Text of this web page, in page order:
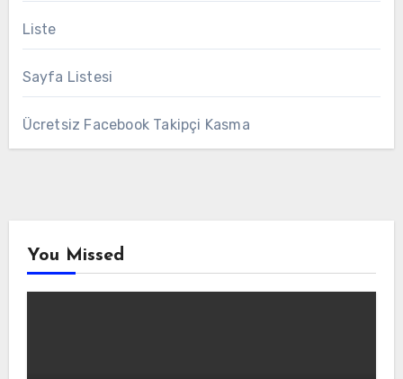
Liste
Sayfa Listesi
Ücretsiz Facebook Takipçi Kasma
You Missed